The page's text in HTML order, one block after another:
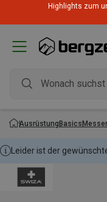
Highlights zum
AusrüstungBasics
Leider ist der